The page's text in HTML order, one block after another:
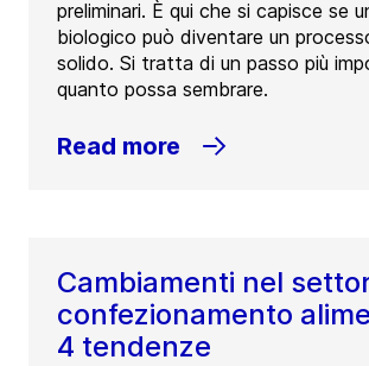
preliminari. È qui che si capisce se
biologico può diventare un
solido. Si tratta di un passo più
quanto possa sembrare.
Read more
Cambiamenti nel
confezionamento
4 tendenze